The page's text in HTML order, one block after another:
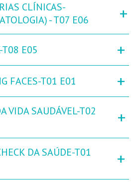
CLÍNICAS-
- T07 E06
+
T08 E05 +
FACES-T01 E01 +
VIDA SAUDÁVEL-T02
+
DA SAÚDE-T01
+